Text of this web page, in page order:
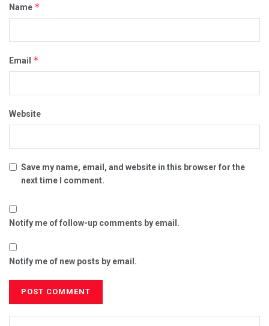
Name *
Email *
Website
Save my name, email, and website in this browser for the
next time I comment.
Notify me of follow-up comments by email.
Notify me of new posts by email.